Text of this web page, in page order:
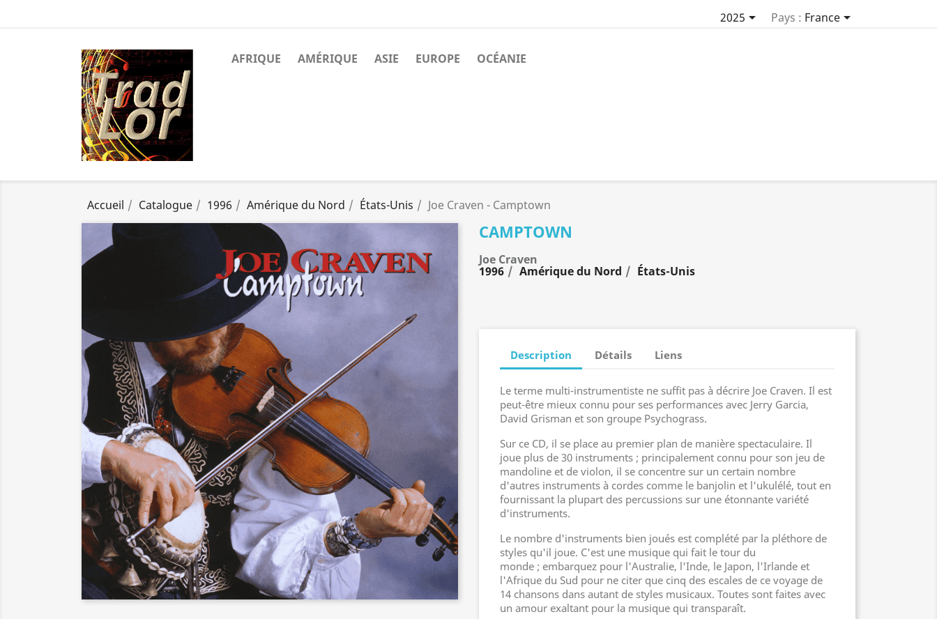
2025 Pays : France
AFRIQUE AMÉRIQUE ASIE EUROPE OCÉANIE
Accueil Catalogue 1996 Amérique du Nord États-Unis Joe Craven - Camptown
CAMPTOWN
Joe Craven
1996 Amérique du Nord États-Unis
Description Détails Liens
Le terme multi-instrumentiste ne suffit pas à décrire Joe Craven. Il est
peut-être mieux connu pour ses performances avec Jerry Garcia,
David Grisman et son groupe Psychograss.
Sur ce CD, il se place au premier plan de manière spectaculaire. Il
joue plus de 30 instruments ; principalement connu pour son jeu de
mandoline et de violon, il se concentre sur un certain nombre
d'autres instruments à cordes comme le banjolin et l'ukulélé, tout en
fournissant la plupart des percussions sur une étonnante variété
d'instruments.
Le nombre d'instruments bien joués est complété par la pléthore de
styles qu'il joue. C'est une musique qui fait le tour du
monde ; embarquez pour l'Australie, l'Inde, le Japon, l'Irlande et
l'Afrique du Sud pour ne citer que cinq des escales de ce voyage de
14 chansons dans autant de styles musicaux. Toutes sont faites avec
un amour exaltant pour la musique qui transparaît.